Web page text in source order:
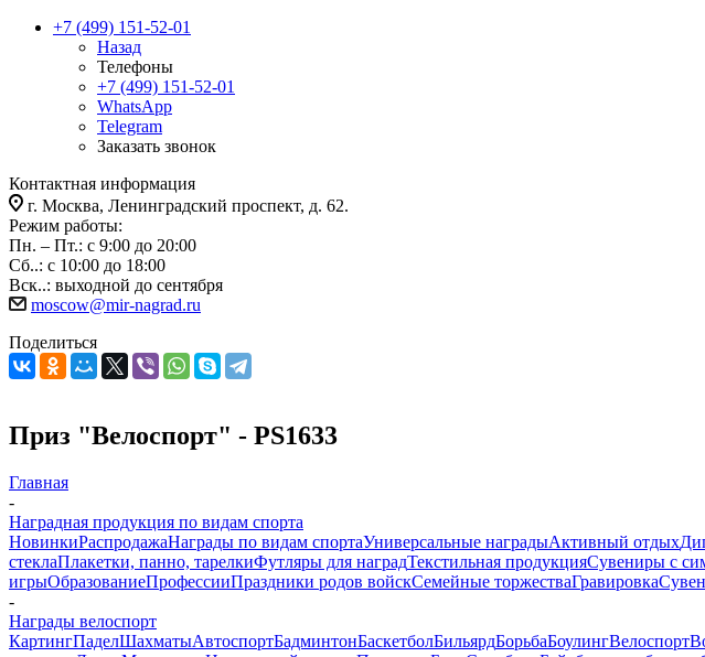
+7 (499) 151-52-01
Назад
Телефоны
+7 (499) 151-52-01
WhatsApp
Telegram
Заказать звонок
Контактная информация
г. Москва, Ленинградский проспект, д. 62.
Режим работы:
Пн. – Пт.: с 9:00 до 20:00
Сб..: с 10:00 до 18:00
Вск..: выходной до сентября
moscow@mir-nagrad.ru
Поделиться
Приз "Велоспорт" - PS1633
Главная
-
Наградная продукция по видам спорта
НовинкиРаспродажаНаграды по видам спортаУниверсальные наградыАктивный отдых
стеклаПлакетки, панно, тарелкиФутляры для наградТекстильная продукцияСувениры с
игрыОбразованиеПрофессииПраздники родов войскСемейные торжестваГравировка
-
Награды велоспорт
КартингПаделШахматыАвтоспортБадминтонБаскетболБильярдБорьбаБоулингВелоспорт